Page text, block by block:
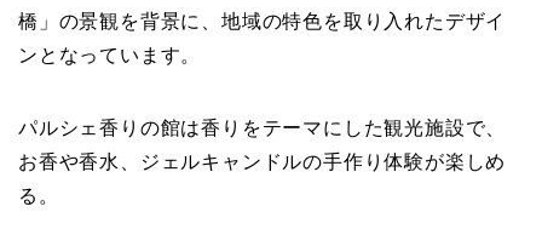
橋」の景観を背景に、地域の特色を取り入れたデザイ
ンとなっています。
パルシェ香りの館は香りをテーマにした観光施設で、
お香や香水、ジェルキャンドルの手作り体験が楽しめ
る。